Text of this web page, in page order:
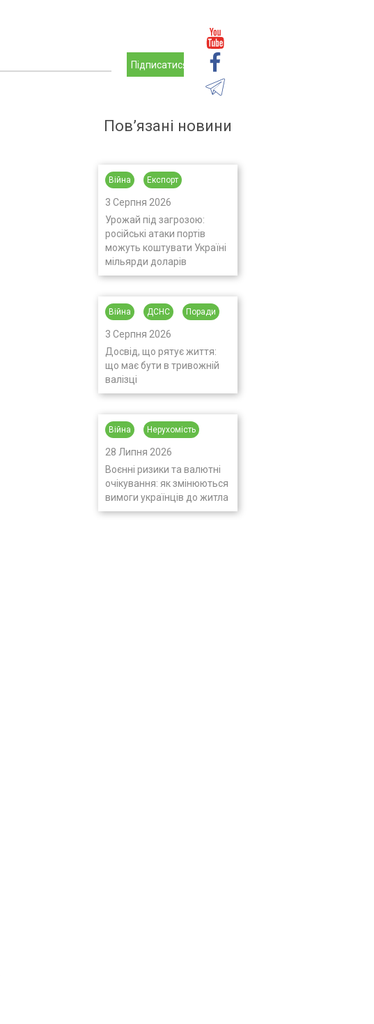
Підписатися
Пов’язані новини
Війна Експорт
3 Серпня 2026
Урожай під загрозою:
російські атаки портів
можуть коштувати Україні
мільярди доларів
Війна ДСНС Поради
3 Серпня 2026
Досвід, що рятує життя:
що має бути в тривожній
валізці
Війна Нерухомість
28 Липня 2026
Воєнні ризики та валютні
очікування: як змінюються
вимоги українців до житла